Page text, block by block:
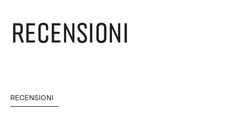
RECENSIONI
RECENSIONI